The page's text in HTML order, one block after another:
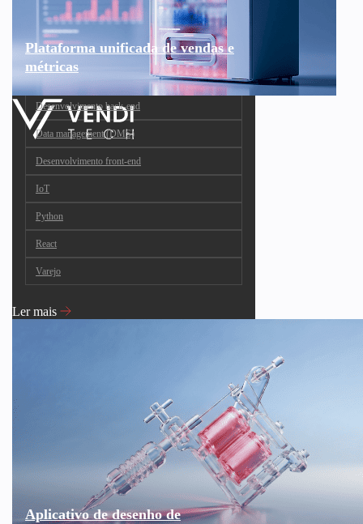
Plataforma unificada de vendas e
métricas
Desenvolvimento back-end
Data management (DMS)
Desenvolvimento front-end
IoT
Python
React
Varejo
Ler mais
Aplicativo de desenho de